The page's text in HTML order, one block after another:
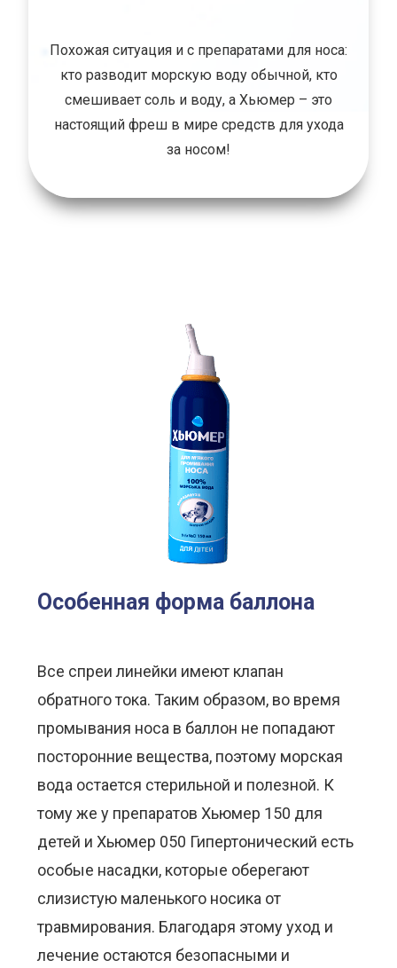
Похожая ситуация и с препаратами для носа:
кто разводит морскую воду обычной, кто
смешивает соль и воду, а Хьюмер – это
настоящий фреш в мире средств для ухода
за носом!
Особенная форма баллона
Все спреи линейки имеют клапан
обратного тока. Таким образом, во время
промывания носа в баллон не попадают
посторонние вещества, поэтому морская
вода остается стерильной и полезной. К
тому же у препаратов Хьюмер 150 для
детей и Хьюмер 050 Гипертонический есть
особые насадки, которые оберегают
слизистую маленького носика от
травмирования. Благодаря этому уход и
лечение остаются безопасными и